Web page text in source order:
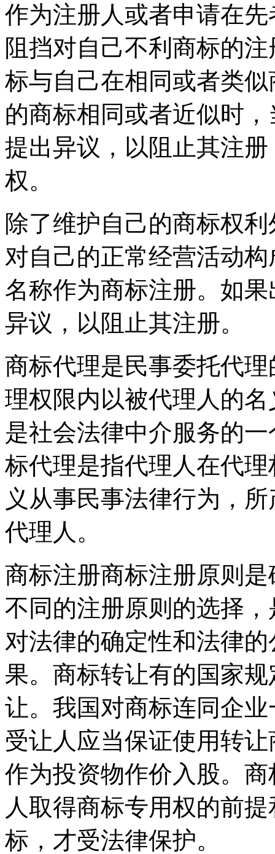
作为注册人或者申请在
阻挡对自己不利商标的
标与自己在相同或者类
的商标相同或者近似时
提出异议，以阻止其注
权。
除了维护自己的商标权
对自己的正常经营活动
名称作为商标注册。如
异议，以阻止其注册。
商标代理是民事委托代
理权限内以被代理人的
是社会法律中介服务的
标代理是指代理人在代
义从事民事法律行为，
代理人。
商标注册商标注册原则
不同的注册原则的选择
对法律的确定性和法律
果。商标转让有的国家
让。我国对商标连同企
受让人应当保证使用转
作为投资物作价入股。
人取得商标专用权的前
标，才受法律保护。